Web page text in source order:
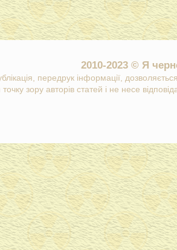
2010-2023 © Я
передрук інформації,
зору авторів статей і не несе